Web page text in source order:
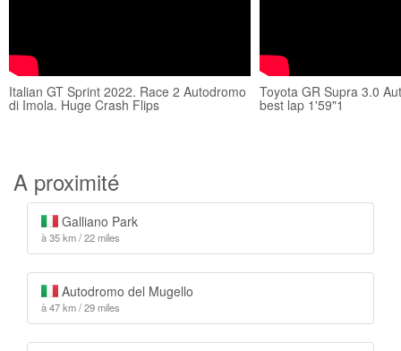
Italian GT Sprint 2022. Race 2 Autodromo
di Imola. Huge Crash Flips
Toyota GR Supra 3.0
best lap 1'59"1
A proximité
Galliano Park
à 35 km / 22 miles
Autodromo del Mugello
à 47 km / 29 miles